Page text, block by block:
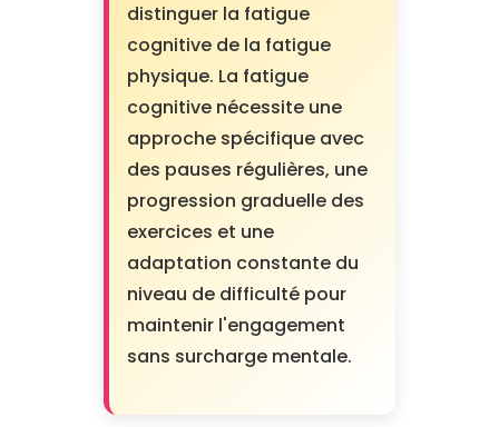
distinguer la fatigue
cognitive de la fatigue
physique. La fatigue
cognitive nécessite une
approche spécifique avec
des pauses régulières, une
progression graduelle des
exercices et une
adaptation constante du
niveau de difficulté pour
maintenir l'engagement
sans surcharge mentale.